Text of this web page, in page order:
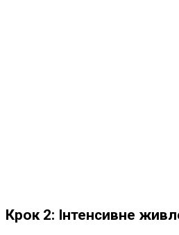
Крок 2: Інтенсивне